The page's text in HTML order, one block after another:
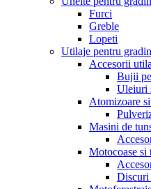
Furci
Greble
Lopeti
Utilaje pentru
Accesorii
Bujii
Uleiuri
Atomizoare
Masini de
Motocoase si
Discuri